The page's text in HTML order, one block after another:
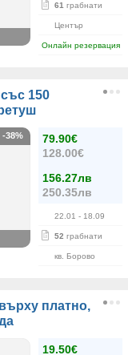
61 грабнати
Център
Онлайн резервация
150
79.90€
128.00€
156.27лв
250.35лв
22.01 - 18.09
52 грабнати
кв. Борово
-38%
платно,
19.50€